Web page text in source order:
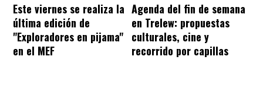
Este viernes se realiza la
última edición de
"Exploradores en pijama"
en el MEF
Agenda del fin de semana
en Trelew: propuestas
culturales, cine y
recorrido por capillas